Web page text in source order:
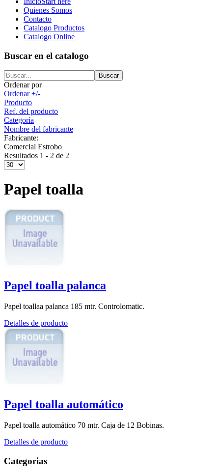
Quienes Somos
Contacto
Catalogo Productos
Catalogo Online
Buscar en el catalogo
Ordenar por
Ordenar +/-
Producto
Ref. del producto
Categoría
Nombre del fabricante
Fabricante:
Comercial Estrobo
Resultados 1 - 2 de 2
Papel toalla
Papel toalla palanca
Papel toallaa palanca 185 mtr. Controlomatic.
Detalles de producto
Papel toalla automático
Papel toalla automático 70 mtr. Caja de 12 Bobinas.
Detalles de producto
Categorias